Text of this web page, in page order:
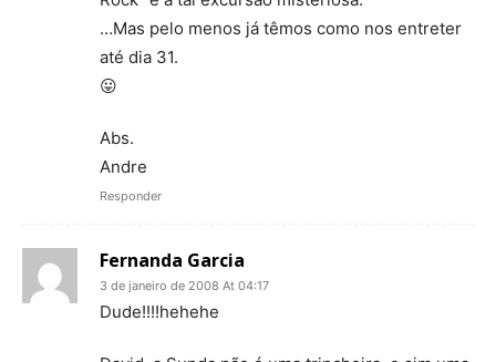
…Mas pelo menos já têmos como nos entreter
até dia 31.
😛
Abs.
Andre
Responder
Fernanda Garcia
3 de janeiro de 2008 At 04:17
Dude!!!!hehehe